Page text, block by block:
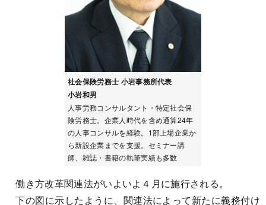
社会保険労務士 小岩事務所代表
小岩和男
人事労務コンサルタント・特定社会保
険労務士。企業人時代を含め通算24年
の人事コンサルを経験。1部上場企業か
ら新設企業までを支援。セミナー講
師、雑誌・書籍の執筆実績も多数
働き方改革関連法がいよいよ４月に施行される。
下の図に示したように、関連法によって新たに義務付け